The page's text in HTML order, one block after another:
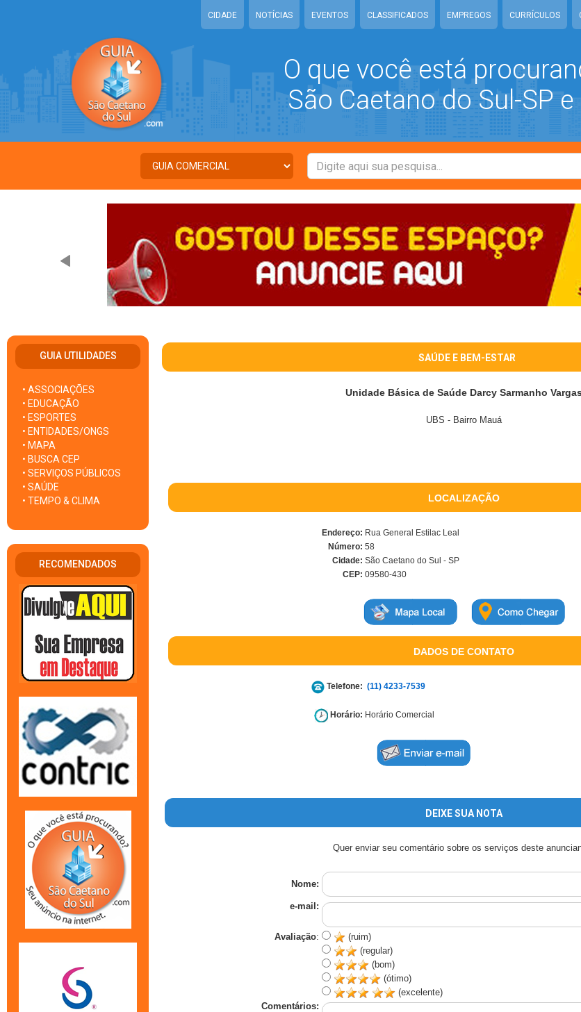
CIDADE NOTÍCIAS EVENTOS CLASSIFICADOS EMPREGOS CURRÍCULOS
O que você está
São Caetano do Sul-SP e
GUIA UTILIDADES
• ASSOCIAÇÕES
• EDUCAÇÃO
• ESPORTES
• ENTIDADES/ONGS
• MAPA
• BUSCA CEP
• SERVIÇOS PÚBLICOS
• SAÚDE
• TEMPO & CLIMA
RECOMENDADOS
SAÚDE E BEM-ESTAR
Unidade Básica de Saúde Darcy Sarmanho Vargas
UBS - Bairro Mauá
LOCALIZAÇÃO
Endereço: Rua General Estilac Leal
Número: 58
Cidade: São Caetano do Sul - SP
CEP: 09580-430
DADOS DE CONTATO
Telefone: (11) 4233-7539
Horário: Horário Comercial
DEIXE SUA NOTA
Quer enviar seu comentário sobre os serviços deste
Nome:
e-mail:
Avaliação:
(ruim)
(regular)
(bom)
(ótimo)
(excelente)
Comentários: